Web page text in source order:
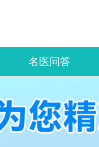
名医问答